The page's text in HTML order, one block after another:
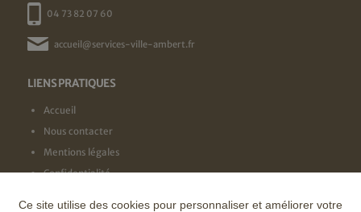
04 73 82 07 60
accueil@services-ville-ambert.fr
LIENS PRATIQUES
Accueil
Nous contacter
Mentions légales
Confidentialité
Ce site utilise des cookies pour personnaliser et améliorer votre